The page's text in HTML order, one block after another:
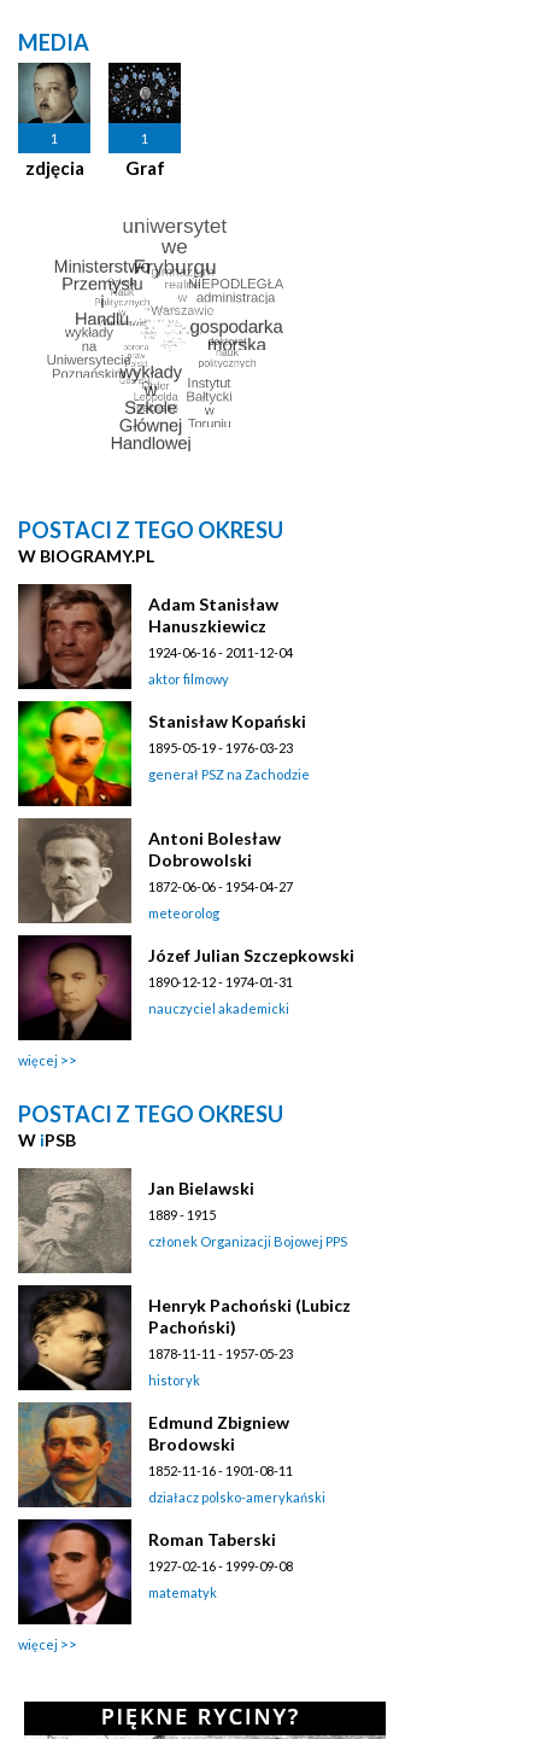
MEDIA
1
zdjęcia
1
Graf
POSTACI Z TEGO OKRESU
W BIOGRAMY.PL
Adam Stanisław
Hanuszkiewicz
1924-06-16 - 2011-12-04
aktor filmowy
Stanisław Kopański
1895-05-19 - 1976-03-23
generał PSZ na Zachodzie
Antoni Bolesław
Dobrowolski
1872-06-06 - 1954-04-27
meteorolog
Józef Julian Szczepkowski
1890-12-12 - 1974-01-31
nauczyciel akademicki
więcej
POSTACI Z TEGO OKRESU
W iPSB
Jan Bielawski
1889 - 1915
członek Organizacji Bojowej PPS
Henryk Pachoński (Lubicz
Pachoński)
1878-11-11 - 1957-05-23
historyk
Edmund Zbigniew
Brodowski
1852-11-16 - 1901-08-11
działacz polsko-amerykański
Roman Taberski
1927-02-16 - 1999-09-08
matematyk
więcej